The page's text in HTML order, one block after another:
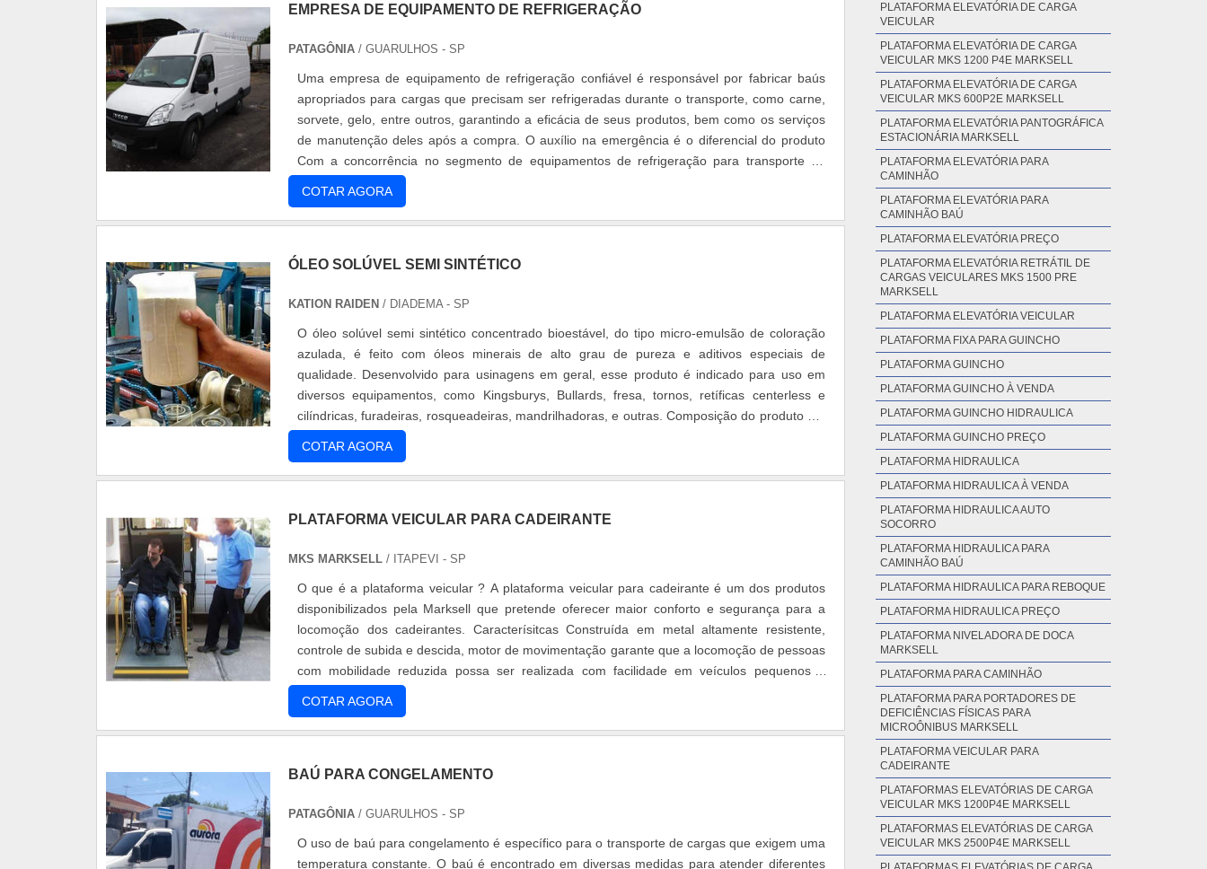
EMPRESA DE EQUIPAMENTO DE REFRIGERAÇÃO
PATAGÔNIA/ GUARULHOS - SP
Uma empresa de equipamento de refrigeração confiável é responsável por fabricar baús
apropriados para cargas que precisam ser refrigeradas durante o transporte, como carne,
sorvete, gelo, entre outros, garantindo a eficácia de seus produtos, bem como os serviços
de manutenção deles após a compra. O auxílio na emergência é o diferencial do produto
Com a concorrência no segmento de equipamentos de refrigeração para transporte de
perecíveis, o ma....
COTAR AGORA
ÓLEO SOLÚVEL SEMI SINTÉTICO
KATION RAIDEN / DIADEMA - SP
O óleo solúvel semi sintético concentrado bioestável, do tipo micro-emulsão de coloração
azulada, é feito com óleos minerais de alto grau de pureza e aditivos especiais de
qualidade. Desenvolvido para usinagens em geral, esse produto é indicado para uso em
diversos equipamentos, como Kingsburys, Bullards, fresa, tornos, retíficas centerless e
cilíndricas, furadeiras, rosqueadeiras, mandrilhadoras, e outras. Composição do produto Ele
COTAR AGORA
PLATAFORMA VEICULAR PARA CADEIRANTE
MKS MARKSELL/ ITAPEVI - SP
O que é a plataforma veicular ? A plataforma veicular para cadeirante é um dos produtos
disponibilizados pela Marksell que pretende oferecer maior conforto e segurança para a
locomoção dos cadeirantes. Caracterísitcas Construída em metal altamente resistente,
controle de subida e descida, motor de movimentação garante que a locomoção de pessoas
com mobilidade reduzida possa ser realizada com facilidade em veículos pequenos e
COTAR AGORA
BAÚ PARA CONGELAMENTO
PATAGÔNIA/ GUARULHOS - SP
O uso de baú para congelamento é específico para o transporte de cargas que exigem uma
temperatura constante. O baú é encontrado em diversas medidas para atender diferentes
PLATAFORMA ELEVATÓRIA DE CARGA
VEICULAR
PLATAFORMA ELEVATÓRIA DE CARGA
VEICULAR MKS 1200 P4E MARKSELL
PLATAFORMA ELEVATÓRIA DE CARGA
VEICULAR MKS 600P2E MARKSELL
PLATAFORMA ELEVATÓRIA PANTOGRÁFICA
ESTACIONÁRIA MARKSELL
PLATAFORMA ELEVATÓRIA PARA
CAMINHÃO
PLATAFORMA ELEVATÓRIA PARA
CAMINHÃO BAÚ
PLATAFORMA ELEVATÓRIA PREÇO
PLATAFORMA ELEVATÓRIA RETRÁTIL DE
CARGAS VEICULARES MKS 1500 PRE
MARKSELL
PLATAFORMA ELEVATÓRIA VEICULAR
PLATAFORMA FIXA PARA GUINCHO
PLATAFORMA GUINCHO
PLATAFORMA GUINCHO À VENDA
PLATAFORMA GUINCHO HIDRAULICA
PLATAFORMA GUINCHO PREÇO
PLATAFORMA HIDRAULICA
PLATAFORMA HIDRAULICA À VENDA
PLATAFORMA HIDRAULICA AUTO
SOCORRO
PLATAFORMA HIDRAULICA PARA
CAMINHÃO BAÚ
PLATAFORMA HIDRAULICA PARA REBOQUE
PLATAFORMA HIDRAULICA PREÇO
PLATAFORMA NIVELADORA DE DOCA
MARKSELL
PLATAFORMA PARA CAMINHÃO
PLATAFORMA PARA PORTADORES DE
DEFICIÊNCIAS FÍSICAS PARA
MICROÔNIBUS MARKSELL
PLATAFORMA VEICULAR PARA
CADEIRANTE
PLATAFORMAS ELEVATÓRIAS DE CARGA
VEICULAR MKS 1200P4E MARKSELL
PLATAFORMAS ELEVATÓRIAS DE CARGA
VEICULAR MKS 2500P4E MARKSELL